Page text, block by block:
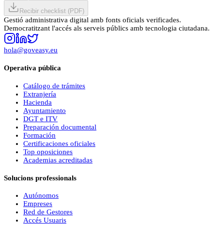
Recibir checklist (PDF)
Gestió administrativa digital amb fonts oficials verificades.
Democratitzant l'accés als serveis públics amb tecnologia ciutadana.
hola@goveasy.eu
Operativa pública
Catálogo de trámites
Extranjería
Hacienda
Ayuntamiento
DGT e ITV
Preparación documental
Formación
Certificaciones oficiales
Top oposiciones
Academias acreditadas
Solucions professionals
Autónomos
Empreses
Red de Gestores
Accés Usuaris